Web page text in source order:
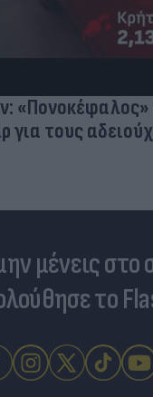
για τους
μένεις στο
το